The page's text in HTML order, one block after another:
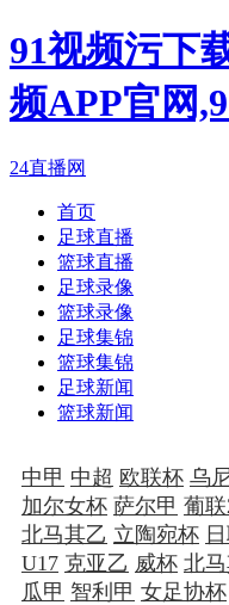
91视频污下
频APP官网
24直播网
首页
足球直播
篮球直播
足球录像
篮球录像
足球集锦
篮球集锦
足球新闻
篮球新闻
中甲 中超 欧联杯 乌
加尔女杯 萨尔甲 葡
北马其乙 立陶宛杯
U17 克亚乙 威杯 北
瓜甲 智利甲 女足协杯